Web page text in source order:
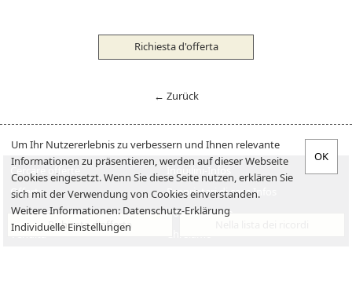
Richiesta d'offerta
Richiesta d'offerta
← Zurück
Cercare offerte
Inquilini-Infos
Offerta
Proprietari di casa Infos
Verkaufen
Posti di lavoro
Vendita
Um Ihr Nutzererlebnis zu verbessern und Ihnen relevante
Informationen zu präsentieren, werden auf dieser Webseite
Cookies eingesetzt. Wenn Sie diese Seite nutzen, erklären Sie
sich mit der Verwendung von Cookies einverstanden.
Weitere Informationen: Datenschutz-Erklärung
Individuelle Einstellungen